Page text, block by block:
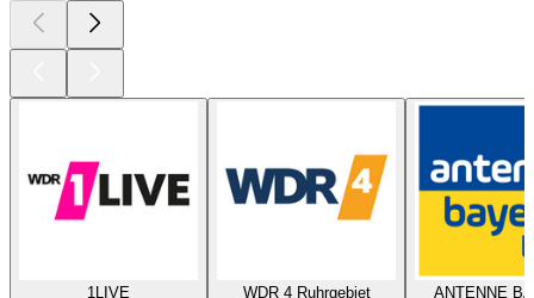
1LIVE
WDR 4 Ruhrgebiet
ANTENNE